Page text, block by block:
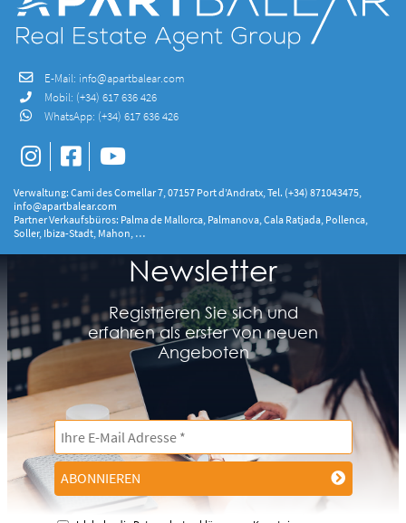
E-Mail: info@apartbalear.com
Mobil: (+34) 617 636 426
WhatsApp: (+34) 617 636 426
Verwaltung: Cami des Comellar 7, 07157 Port d’Andratx, Tel. (+34) 871043475,
info@apartbalear.com
Partner Verkaufsbüros: Palma de Mallorca, Palmanova, Cala Ratjada, Pollenca,
Soller, Ibiza-Stadt, Mahon, …
Newsletter
Registrieren Sie sich und
erfahren als erster von neuen
Angeboten
ABONNIEREN